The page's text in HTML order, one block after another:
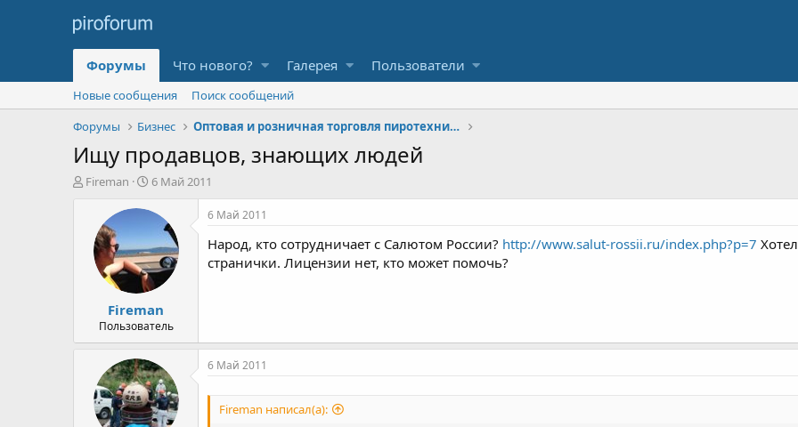
Форумы Что нового? Галерея Пользователи
Новые сообщения
Поиск сообщений
Форумы
Бизнес Оптовая и розничная торговля пиротехникой
Ищу продавцов, знающих людей
А
Fireman
Д
т
н
а
ч
а
л
а
6 Май 2011
Fireman
Пользователь
6 Май 2011
Народ, кто сотрудничает с Салютом России? http://www.salut-rossii.ru/index.php?p=7
странички. Лицензии нет, кто может помочь?
6 Май 2011
Fireman написал(а):